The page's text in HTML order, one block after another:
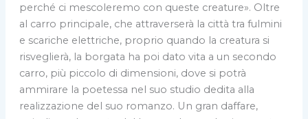
perché ci mescoleremo con queste creature». Oltre
al carro principale, che attraverserà la città tra fulmini
e scariche elettriche, proprio quando la creatura si
risveglierà, la borgata ha poi dato vita a un secondo
carro, più piccolo di dimensioni, dove si potrà
ammirare la poetessa nel suo studio dedita alla
realizzazione del suo romanzo. Un gran daffare,